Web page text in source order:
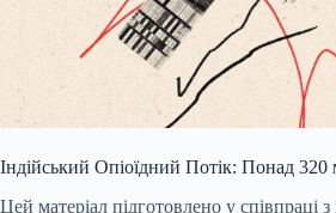
Індійський Опіоїдний Потік: Понад 320
Цей матеріал підготовлено у співпраці